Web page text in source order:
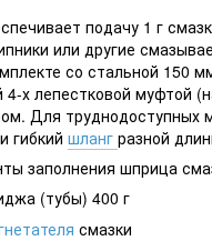
подачу 1 г
или другие
со стальной 150
х лепестковой муфтой
Для труднодоступных
гибкий шланг разной
заполнения шприца
(тубы) 400 г
смазки